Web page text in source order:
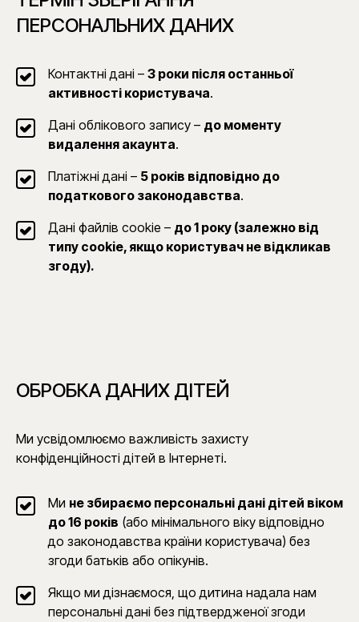
ПЕРСОНАЛЬНИХ ДАНИХ
Контактні дані – 3 роки після останньої
активності користувача.
Дані облікового запису – до моменту
видалення акаунта.
Платіжні дані – 5 років відповідно до
податкового законодавства.
Дані файлів cookie – до 1 року (залежно від
типу cookie, якщо користувач не відкликав
згоду).
ОБРОБКА ДАНИХ ДІТЕЙ
Ми усвідомлюємо важливість захисту
конфіденційності дітей в Інтернеті.
Ми не збираємо персональні дані дітей віком
до 16 років (або мінімального віку відповідно
до законодавства країни користувача) без
згоди батьків або опікунів.
Якщо ми дізнаємося, що дитина надала нам
персональні дані без підтвердженої згоди